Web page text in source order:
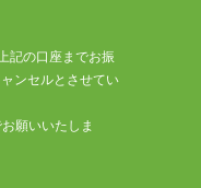
記の口座までお振
ンセルとさせてい
願いいたしま